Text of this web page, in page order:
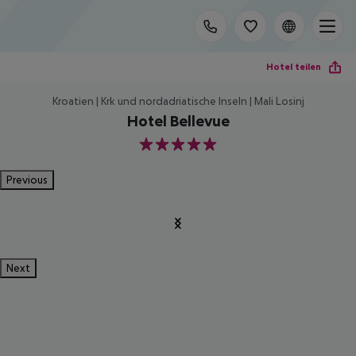
Hotel teilen
Kroatien | Krk und nordadriatische Inseln | Mali Losinj
Hotel Bellevue
5
Previous
Next